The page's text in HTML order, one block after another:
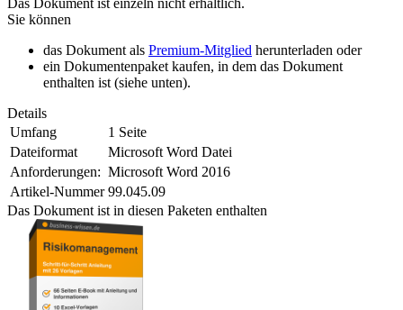
Das Dokument ist einzeln nicht erhältlich.
Sie können
das Dokument als Premium-Mitglied herunterladen oder
ein Dokumentenpaket kaufen, in dem das Dokument
enthalten ist (siehe unten).
Details
Umfang
1 Seite
Dateiformat
Microsoft Word Datei
Anforderungen: Microsoft Word 2016
Artikel-Nummer 99.045.09
Das Dokument ist in diesen Paketen enthalten